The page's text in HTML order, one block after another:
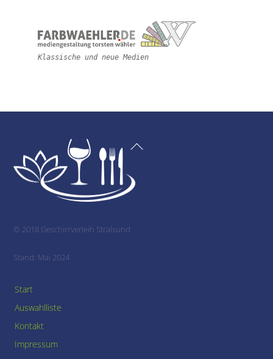
Klassische und neue Medien
Back
© 2018 Geschirrverleih Stralsund
Stand: Mai 2024
Start
Auswahlliste
Kontakt
Impressum